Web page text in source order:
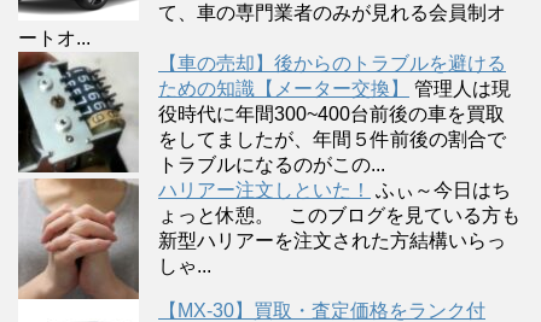
て、車の専門業者のみが見れる会員制オ
ートオ...
【車の売却】後からのトラブルを避ける
ための知識【メーター交換】
管理人は現
役時代に年間300~400台前後の車を買取
をしてましたが、年間５件前後の割合で
トラブルになるのがこの...
ハリアー注文しといた！
ふぃ～今日はち
ょっと休憩。 このブログを見ている方も
新型ハリアーを注文された方結構いらっ
しゃ...
【MX-30】買取・査定価格をランク付